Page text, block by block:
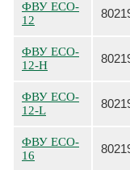
ФВУ ECO-
12
ФВУ ECO-
12-H
ФВУ ECO-
12-L
ФВУ ECO-
16